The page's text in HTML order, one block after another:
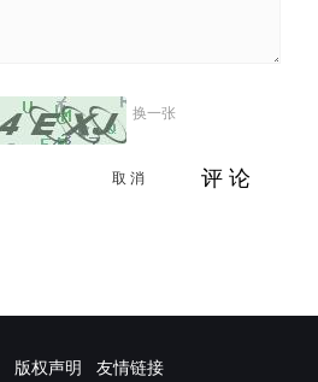
换一张
评 论
取 消
版权声明 友情链接